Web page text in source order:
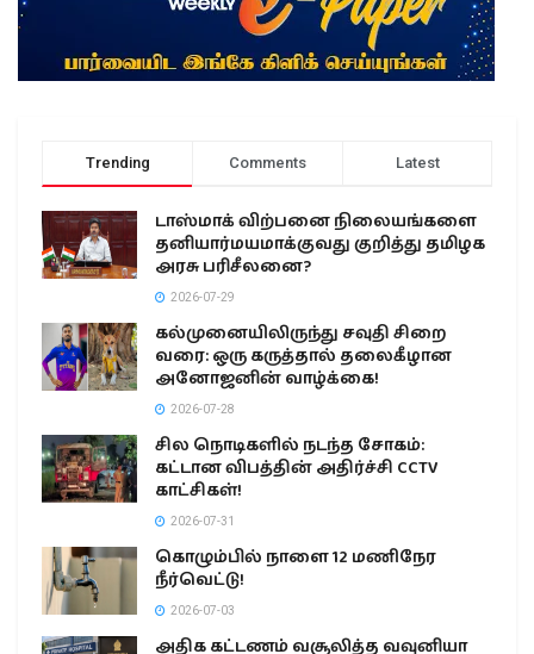
Trending Comments Latest
டாஸ்மாக் விற்பனை நிலையங்களை
தனியார்மயமாக்குவது குறித்து தமிழக
அரசு பரிசீலனை?
2026-07-29
கல்முனையிலிருந்து சவுதி சிறை
வரை: ஒரு கருத்தால் தலைகீழான
அனோஜனின் வாழ்க்கை!
2026-07-28
சில நொடிகளில் நடந்த சோகம்:
கட்டான விபத்தின் அதிர்ச்சி CCTV
காட்சிகள்!
2026-07-31
கொழும்பில் நாளை 12 மணிநேர
நீர்வெட்டு!
2026-07-03
அதிக கட்டணம் வசூலித்த வவுனியா